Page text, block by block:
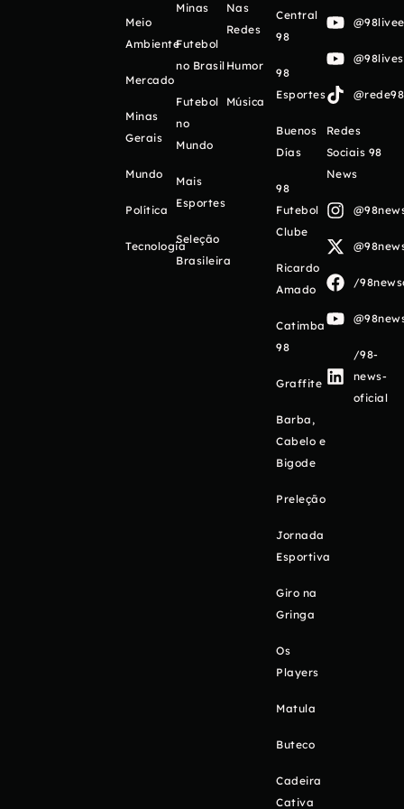
Meio
Ambiente
Mercado
Minas
Gerais
Mundo
Política
Tecnologia
Minas
Futebol
no Brasil
Futebol
no
Mundo
Mais
Esportes
Seleção
Brasileira
Nas
Redes
Humor
Música
Central
98
98
Esportes
Buenos
Días
98
Futebol
Clube
Ricardo
Amado
Catimba
98
Graffite
Barba,
Cabelo e
Bigode
Preleção
Jornada
Esportiva
Giro na
Gringa
Os
Players
Matula
Buteco
Cadeira
Cativa
Redes
Sociais 98
News
/
/98-
news-
oficial